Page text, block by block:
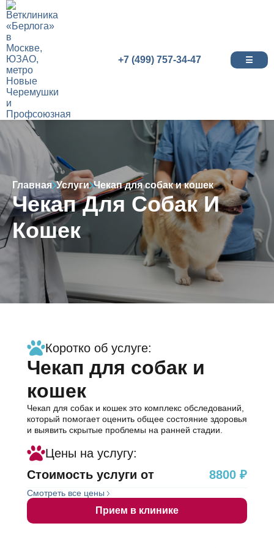
+7 (499) 757-34-47 ☰
Главная Услуги Чекап для собак и кошек
Чекап Для Собак И
Кошек
Информация
об
услуге
Коротко об услуге:
Чекап для собак и
кошек
Чекап для собак и кошек это комплекс обследований,
который помогает оценить общее состояние здоровья
и выявить скрытые проблемы на ранней стадии.
Цены на услугу:
Стоимость услуги от
8800 ₽
Смотреть все цены
Прием в клинике